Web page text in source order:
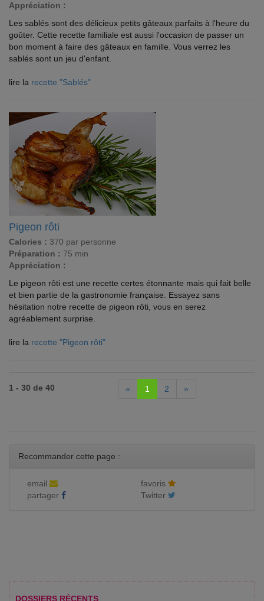
Appréciation :
Les sablés sont des délicieux petits gâteaux parfaits à l'heure du
goûter. Cette recette familiale est aussi l'occasion de passer un
bon moment à faire des gâteaux en famille. Vous verrez les
sablés sont un jeu d'enfant.
lire la recette "Sablés"
Pigeon rôti
Calories : 370 par personne
Préparation : 75 min
Appréciation :
Le pigeon rôti est une recette certes étonnante mais qui fait belle
et bien partie de la gastronomie française. Essayez sans
hésitation notre recette de pigeon rôti, vous en serez
agréablement surprise.
lire la recette "Pigeon rôti"
1 - 30 de 40 « 1 2 »
Recommander cette page :
email
favoris
partager
Twitter
DOSSIERS RÉCENTS